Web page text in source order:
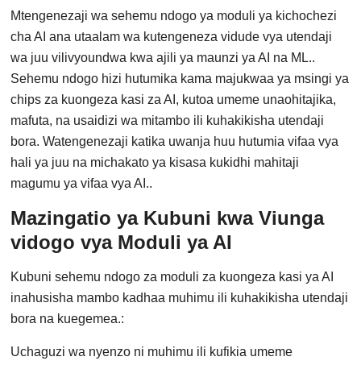
Mtengenezaji wa sehemu ndogo ya moduli ya kichochezi
cha AI ana utaalam wa kutengeneza vidude vya utendaji
wa juu vilivyoundwa kwa ajili ya maunzi ya AI na ML..
Sehemu ndogo hizi hutumika kama majukwaa ya msingi ya
chips za kuongeza kasi za AI, kutoa umeme unaohitajika,
mafuta, na usaidizi wa mitambo ili kuhakikisha utendaji
bora. Watengenezaji katika uwanja huu hutumia vifaa vya
hali ya juu na michakato ya kisasa kukidhi mahitaji
magumu ya vifaa vya AI..
Mazingatio ya Kubuni kwa Viunga
vidogo vya Moduli ya AI
Kubuni sehemu ndogo za moduli za kuongeza kasi ya AI
inahusisha mambo kadhaa muhimu ili kuhakikisha utendaji
bora na kuegemea.:
Uchaguzi wa nyenzo ni muhimu ili kufikia umeme